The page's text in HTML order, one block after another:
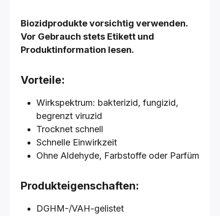
Biozidprodukte vorsichtig verwenden.
Vor Gebrauch stets Etikett und
Produktinformation lesen.
Vorteile:
Wirkspektrum: bakterizid, fungizid,
begrenzt viruzid
Trocknet schnell
Schnelle Einwirkzeit
Ohne Aldehyde, Farbstoffe oder Parfüm
Produkteigenschaften:
DGHM-/VAH-gelistet